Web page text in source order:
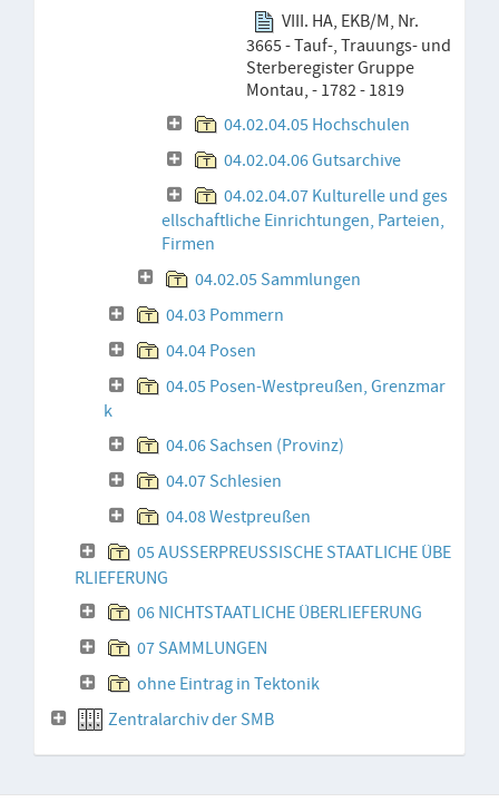
VIII. HA, EKB/M, Nr.
3665 - Tauf-, Trauungs- und
Sterberegister Gruppe
Montau, - 1782 - 1819
04.02.04.05 Hochschulen
04.02.04.06 Gutsarchive
04.02.04.07 Kulturelle und ges
ellschaftliche Einrichtungen, Parteien,
Firmen
04.02.05 Sammlungen
04.03 Pommern
04.04 Posen
04.05 Posen-Westpreußen, Grenzmar
k
04.06 Sachsen (Provinz)
04.07 Schlesien
04.08 Westpreußen
05 AUSSERPREUSSISCHE STAATLICHE ÜBE
RLIEFERUNG
06 NICHTSTAATLICHE ÜBERLIEFERUNG
07 SAMMLUNGEN
ohne Eintrag in Tektonik
Zentralarchiv der SMB